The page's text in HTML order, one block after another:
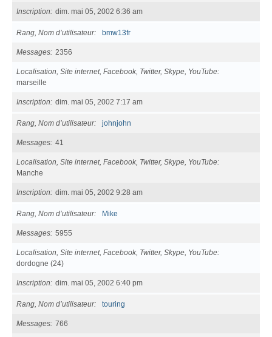
Inscription dim. mai 05, 2002 6:36 am
Rang, Nom d’utilisateur bmw13fr
Messages 2356
Localisation, Site internet, Facebook, Twitter, Skype, YouTube
marseille
Inscription dim. mai 05, 2002 7:17 am
Rang, Nom d’utilisateur johnjohn
Messages 41
Localisation, Site internet, Facebook, Twitter, Skype, YouTube
Manche
Inscription dim. mai 05, 2002 9:28 am
Rang, Nom d’utilisateur Mike
Messages 5955
Localisation, Site internet, Facebook, Twitter, Skype, YouTube
dordogne (24)
Inscription dim. mai 05, 2002 6:40 pm
Rang, Nom d’utilisateur touring
Messages 766